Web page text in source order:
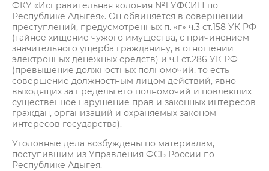
ФКУ «Исправительная колония №1 УФСИН по
Республике Адыгея». Он обвиняется в совершении
преступлений, предусмотренных п. «г» ч.3 ст.158 УК РФ
(тайное хищение чужого имущества, с причинением
значительного ущерба гражданину, в отношении
электронных денежных средств) и ч.1 ст.286 УК РФ
(превышение должностных полномочий, то есть
совершение должностным лицом действий, явно
выходящих за пределы его полномочий и повлекших
существенное нарушение прав и законных интересов
граждан, организаций и охраняемых законом
интересов государства).
Уголовные дела возбуждены по материалам,
поступившим из Управления ФСБ России по
Республике Адыгея.